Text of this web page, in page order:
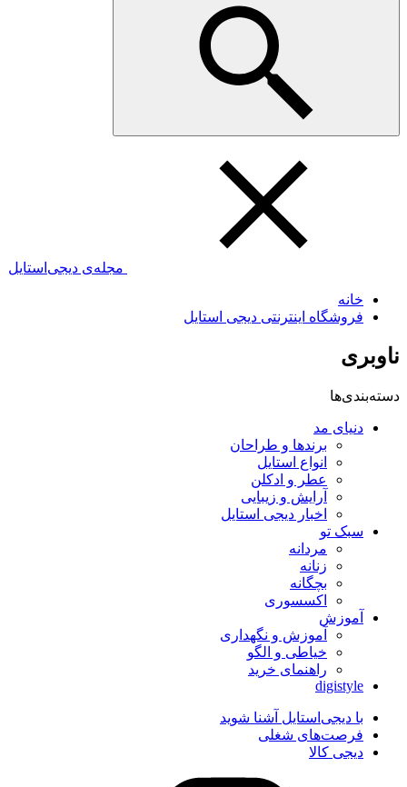
مجله‌ی دیجی‌استایل
خانه
فروشگاه اینترنتی دیجی استایل
ناوبری
دسته‌بندی‌ها
دنیای مد
برندها و طراحان
انواع استایل
عطر و ادکلن
آرایش و زیبایی
اخبار دیجی استایل
سبک تو
مردانه
زنانه
بچگانه
اکسسوری
آموزش
آموزش و نگهداری
خیاطی و الگو
راهنمای خرید
digistyle
با دیجی‌استایل آشنا شوید
فرصت‌های شغلی
دیجی کالا